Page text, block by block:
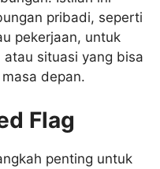
pribadi, seperti
pekerjaan, untuk
atau situasi yang bisa
depan.
Flag
penting untuk